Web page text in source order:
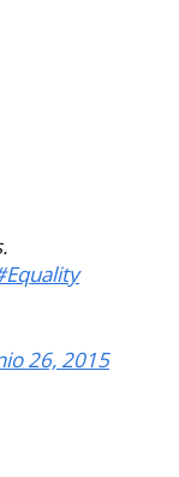
26, 2015